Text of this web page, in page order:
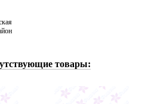
товары: